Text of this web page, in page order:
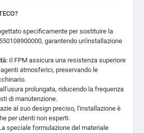
specificamente per sostituire la
garantendo un'installazione
Il FPM assicura una resistenza superiore
atmosferici, preservando le
prolungata, riducendo la frequenza
di manutenzione.
al suo design preciso, l'installazione è
per utenti non esperti.
speciale formulazione del materiale